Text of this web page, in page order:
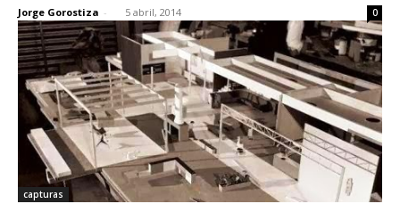
Jorge Gorostiza - 5 abril, 2014 0
capturas